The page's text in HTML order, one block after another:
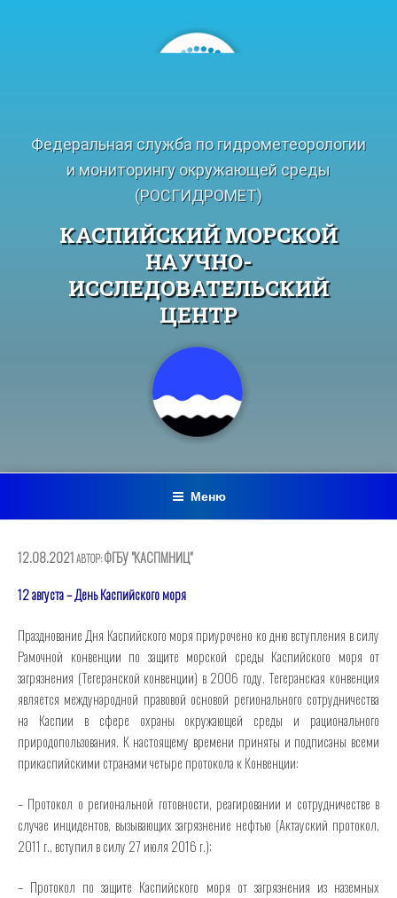
Федеральная служба по гидрометеорологии
и мониторингу окружающей среды
(РОСГИДРОМЕТ)
КАСПИЙСКИЙ МОРСКОЙ
НАУЧНО-
ИССЛЕДОВАТЕЛЬСКИЙ
ЦЕНТР
Меню
ОПУБЛИКОВАНО
12.08.2021АВТОР:ФГБУ "КАСПМНИЦ"
12 августа – День Каспийского моря
Празднование Дня Каспийского моря приурочено ко дню вступления в силу
Рамочной конвенции по защите морской среды Каспийского моря от
загрязнения (Тегеранской конвенции) в 2006 году. Тегеранская конвенция
является международной правовой основой регионального сотрудничества
на Каспии в сфере охраны окружающей среды и рационального
природопользования. К настоящему времени приняты и подписаны всеми
прикаспийскими странами четыре протокола к Конвенции:
– Протокол о региональной готовности, реагировании и сотрудничестве в
случае инцидентов, вызывающих загрязнение нефтью (Актауский протокол,
2011 г., вступил в силу 27 июля 2016 г.);
– Протокол по защите Каспийского моря от загрязнения из наземных